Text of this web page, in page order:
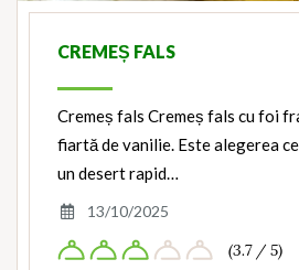
CREMEȘ FALS
Cremeș fals Cremeș fals cu foi
fiartă de vanilie. Este alegerea
un desert rapid…
13/10/2025
(3.7 / 5)